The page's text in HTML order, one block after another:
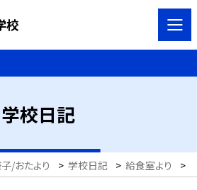
校
学校日記
/おたより > 学校日記 > 給食室より >